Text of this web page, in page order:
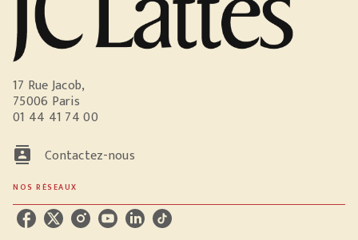
17 Rue Jacob,
75006 Paris
01 44 41 74 00
contacts Contactez-nous
NOS RÉSEAUX